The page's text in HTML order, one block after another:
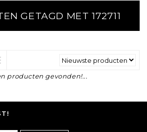
GETAGD MET 172711
producten gevonden!...